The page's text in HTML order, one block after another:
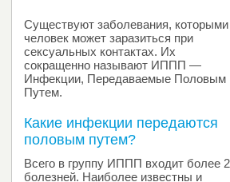
Существуют заболевания, которыми
человек может заразиться при
сексуальных контактах. Их
сокращенно называют ИППП —
Инфекции, Передаваемые Половым
Путем.
Какие инфекции передаются
половым путем?
Всего в группу ИППП входит более
болезней. Наиболее известны и